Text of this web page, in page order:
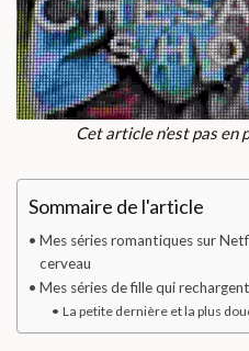
Cet article n’est pas
Sommaire de l'article
Mes séries romantiques sur
cerveau
Mes séries de fille qui
La petite dernière et la plus